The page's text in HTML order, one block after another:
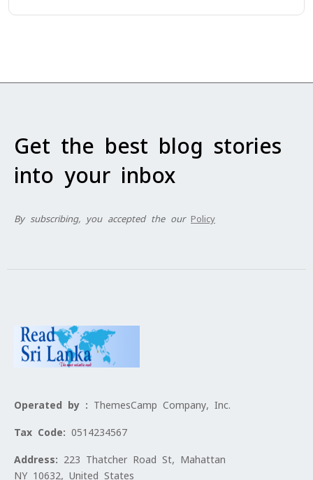
Get the best blog stories
into your inbox
By subscribing, you accepted the our Policy
Operated by : ThemesCamp Company, Inc.
Tax Code: 0514234567
Address: 223 Thatcher Road St, Mahattan
NY 10632, United States